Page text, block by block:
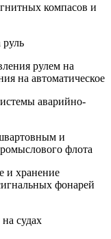
компасов и
рулем на
на автоматическое
аварийно-
и
флота
и хранение
фонарей
судах